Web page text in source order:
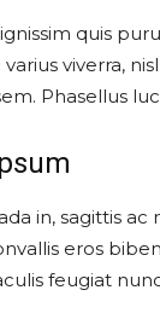
quis
viverra,
Phasellus
in, sagittis
eros
feugiat